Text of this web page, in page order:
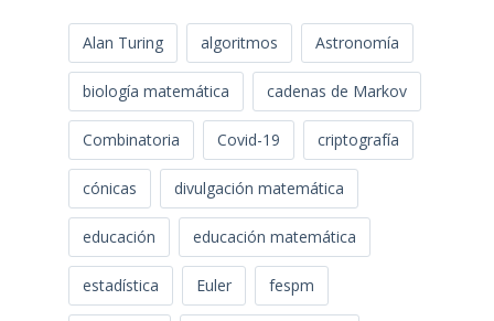
Alan Turing algoritmos Astronomía
biología matemática cadenas de Markov
Combinatoria Covid-19 criptografía
cónicas divulgación matemática
educación educación matemática
estadística Euler fespm